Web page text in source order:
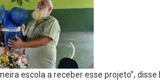
escola a receber esse projeto”,